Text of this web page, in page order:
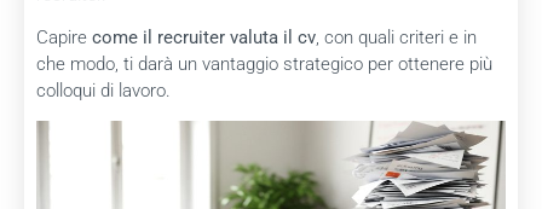
Capire come il recruiter valuta il cv, con quali criteri e in
che modo, ti darà un vantaggio strategico per ottenere più
colloqui di lavoro.